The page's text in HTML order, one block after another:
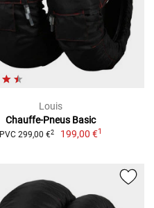
Louis
Chauffe-Pneus Basic
PVC 299,00 €2 199,00 €1